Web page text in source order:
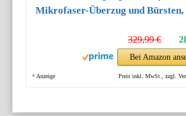
Mikrofaser-Überzug und Bürsten,
329,99 €
Bei Amazon
* Anzeige Preis inkl. MwSt., zzgl.